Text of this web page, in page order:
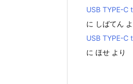
USB TYPE-C
に しばてん
USB TYPE-C
に ほせ より